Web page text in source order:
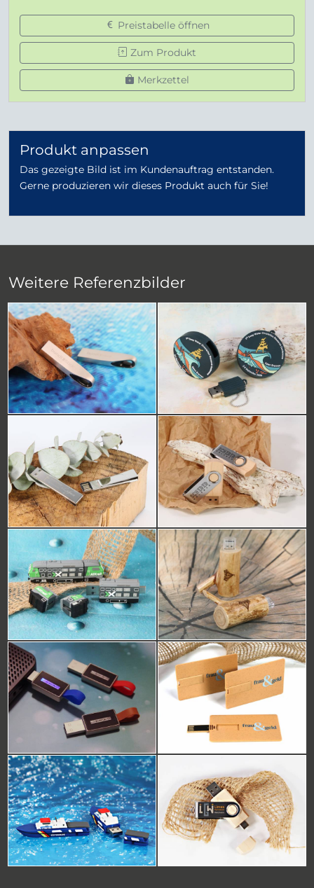
Preistabelle öffnen
Zum Produkt
Merkzettel
Produkt anpassen
Das gezeigte Bild ist im Kundenauftrag entstanden.
Gerne produzieren wir dieses Produkt auch für Sie!
Weitere Referenzbilder